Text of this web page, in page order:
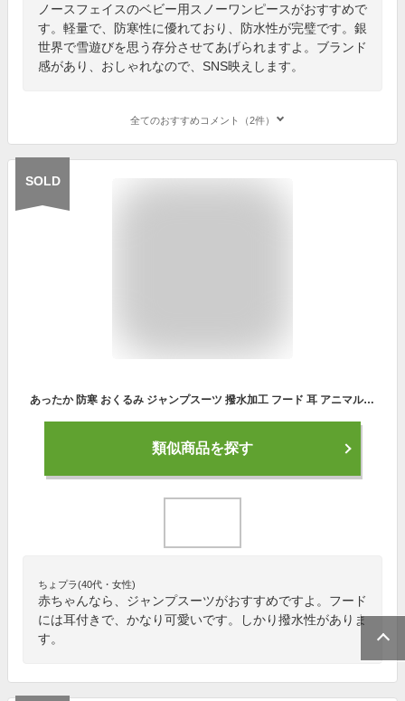
ノースフェイスのベビー用スノーワンピースがおすすめで
す。軽量で、防寒性に優れており、防水性が完璧です。銀
世界で雪遊びを思う存分させてあげられますよ。ブランド
感があり、おしゃれなので、SNS映えします。
全てのおすすめコメント（2件）
SOLD
あったか 防寒 おくるみ ジャンプスーツ 撥水加工 フード 耳 アニマル 動物 着ぐるみ くま パンダ うさぎ 干支 卯年 兎 裏起毛 ▽ 防寒着 着ぐるみ 雪遊び 冬 スキーウェア スノーウェア スノーコンビ キッズ ベビー 男 女 70 80 90 ▽ポイント消化
類似商品を探す
ちょプラ(40代・女性)
赤ちゃんなら、ジャンプスーツがおすすめですよ。フード
には耳付きで、かなり可愛いです。しかり撥水性がありま
す。